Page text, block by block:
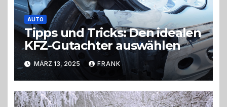
AUTO
Tipps und Tricks: Den idealen
KFZ-Gutachter auswählen
MÄRZ 13, 2025 FRANK